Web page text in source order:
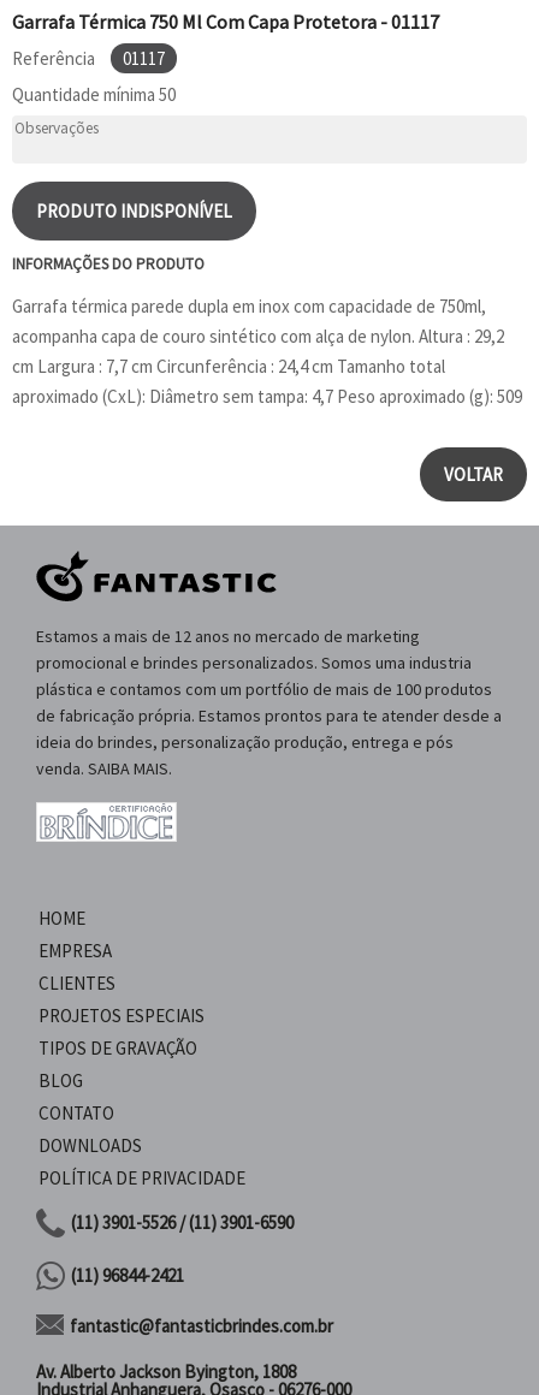
Garrafa Térmica 750 Ml Com Capa Protetora - 01117
Referência
01117
Quantidade mínima 50
PRODUTO INDISPONÍVEL
INFORMAÇÕES DO PRODUTO
Garrafa térmica parede dupla em inox com capacidade de 750ml,
acompanha capa de couro sintético com alça de nylon. Altura : 29,2
cm Largura : 7,7 cm Circunferência : 24,4 cm Tamanho total
aproximado (CxL): Diâmetro sem tampa: 4,7 Peso aproximado (g): 509
VOLTAR
Estamos a mais de 12 anos no mercado de marketing
promocional e brindes personalizados. Somos uma industria
plástica e contamos com um portfólio de mais de 100 produtos
de fabricação própria. Estamos prontos para te atender desde a
ideia do brindes, personalização produção, entrega e pós
venda. SAIBA MAIS.
HOME
EMPRESA
CLIENTES
PROJETOS ESPECIAIS
TIPOS DE GRAVAÇÃO
BLOG
CONTATO
DOWNLOADS
POLÍTICA DE PRIVACIDADE
(11) 3901-5526 / (11) 3901-6590
(11) 96844-2421
fantastic@fantasticbrindes.com.br
Av. Alberto Jackson Byington, 1808
Industrial Anhanguera, Osasco - 06276-000